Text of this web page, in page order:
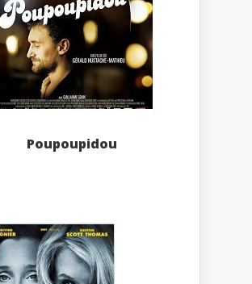
Poupoupidou